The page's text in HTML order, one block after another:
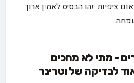
ציפיות. זהו הבסיס לאמון ארוך
- מתי לא מחכים
לבדיקה של וטרינר